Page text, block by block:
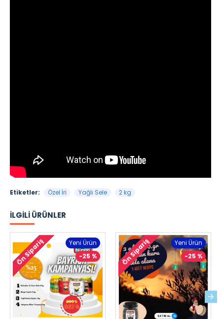
Etiketler: Özel İri Yağlı Sele 2 kg
İLGILI ÜRÜNLER
Yeni Ürün
-25 %
Ön Sipariş
Yeni Ürün
-25 %
Ön Sipariş